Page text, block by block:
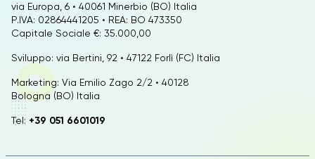
via Europa, 6 • 40061 Minerbio (BO) Italia
P.IVA: 02864441205 • REA: BO 473350
Capitale Sociale €: 35.000,00
Sviluppo: via Bertini, 92 • 47122 Forlì (FC) Italia
Marketing: Via Emilio Zago 2/2 • 40128
Bologna (BO) Italia
Tel: +39 051 6601019